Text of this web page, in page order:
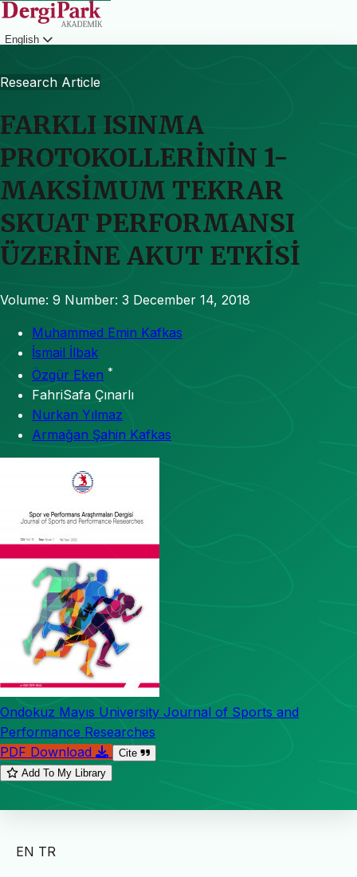
English
Research Article
FARKLI ISINMA
PROTOKOLLERİNİN 1-
MAKSİMUM TEKRAR
SKUAT PERFORMANSI
ÜZERİNE AKUT ETKİSİ
Volume: 9 Number: 3 December 14, 2018
Muhammed Emin Kafkas
İsmail İlbak
Özgür Eken *
FahriSafa Çınarlı
Nurkan Yılmaz
Armağan Şahin Kafkas
Ondokuz Mayıs University Journal of Sports and
Performance Researches
PDF Download
Cite
Add To My Library
EN TR